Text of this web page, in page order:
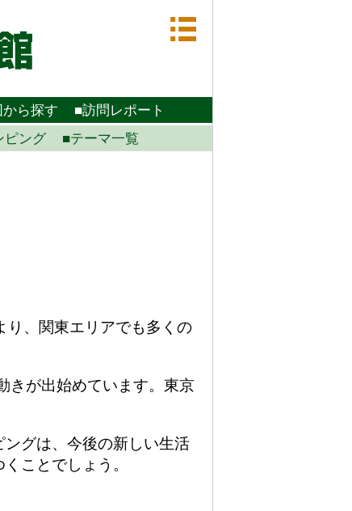
ら探す
■訪問レポート
ピング ■テーマ一覧
り、関東エリアでも多くの
きが出始めています。東京
グは、今後の新しい生活
ことでしょう。